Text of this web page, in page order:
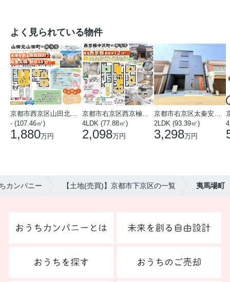
よく見られている物件
- (107.46㎡)
1,880万円
4LDK (77.88㎡)
2,098万円
2LDK (93.39㎡)
3,298万円
カンパニー 【土地(売買)】京都市下京区の一覧 夷馬場町